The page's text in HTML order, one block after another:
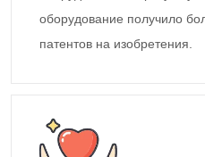
оборудование получило
патентов на изобретения.